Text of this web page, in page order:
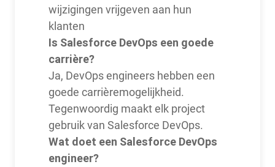
wijzigingen vrijgeven aan hun
klanten
Is Salesforce DevOps een goede
carrière?
Ja, DevOps engineers hebben een
goede carrièremogelijkheid.
Tegenwoordig maakt elk project
gebruik van Salesforce DevOps.
Wat doet een Salesforce DevOps
engineer?